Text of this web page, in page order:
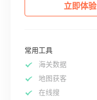
立即体验
常用工具
海关数据
地图获客
在线搜